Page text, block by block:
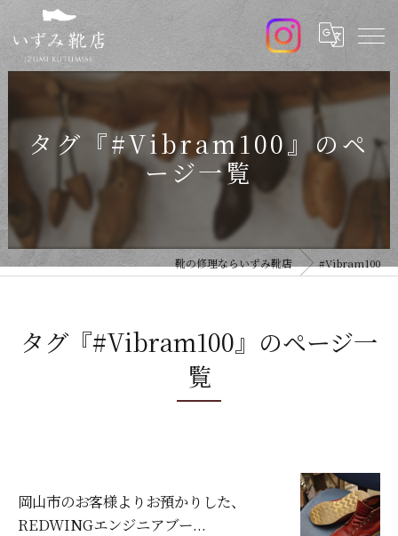
タグ『#Vibram100』のペ
ージ一覧
靴の修理ならいずみ靴店 #Vibram100
タグ『#Vibram100』のページ一
覧
岡山市のお客様よりお預かりした、
REDWINGエンジニアブー...